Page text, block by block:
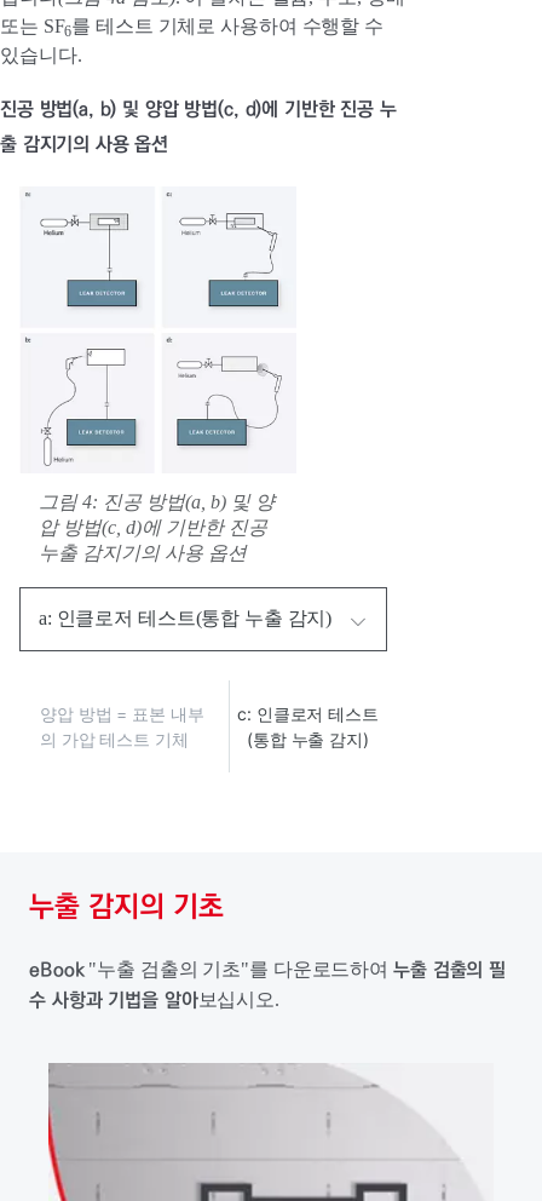
또는 SF6를 테스트 기체로 사용하여 수행할 수
있습니다.
진공 방법(a, b) 및 양압 방법(c, d)에 기반한 진공 누
출 감지기의 사용 옵션
그림 4: 진공 방법(a, b) 및 양
압 방법(c, d)에 기반한 진공
누출 감지기의 사용 옵션
a: 인클로저 테스트(통합 누출 감지)
양압 방법 = 표본 내부
의 가압 테스트 기체
c: 인클로저 테스트
(통합 누출 감지)
누출 감지의 기초
eBook"누출 검출의 기초"를 다운로드하여 누출 검출의 필
수 사항과 기법을 알아보십시오.